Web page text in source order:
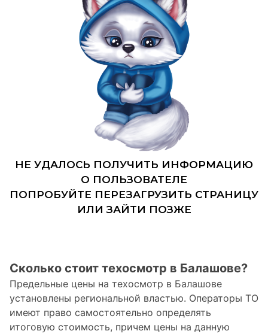
Сколько стоит техосмотр в Балашове?
Предельные цены на техосмотр в Балашове
установлены региональной властью. Операторы ТО
имеют право самостоятельно определять
итоговую стоимость, причем цены на данную